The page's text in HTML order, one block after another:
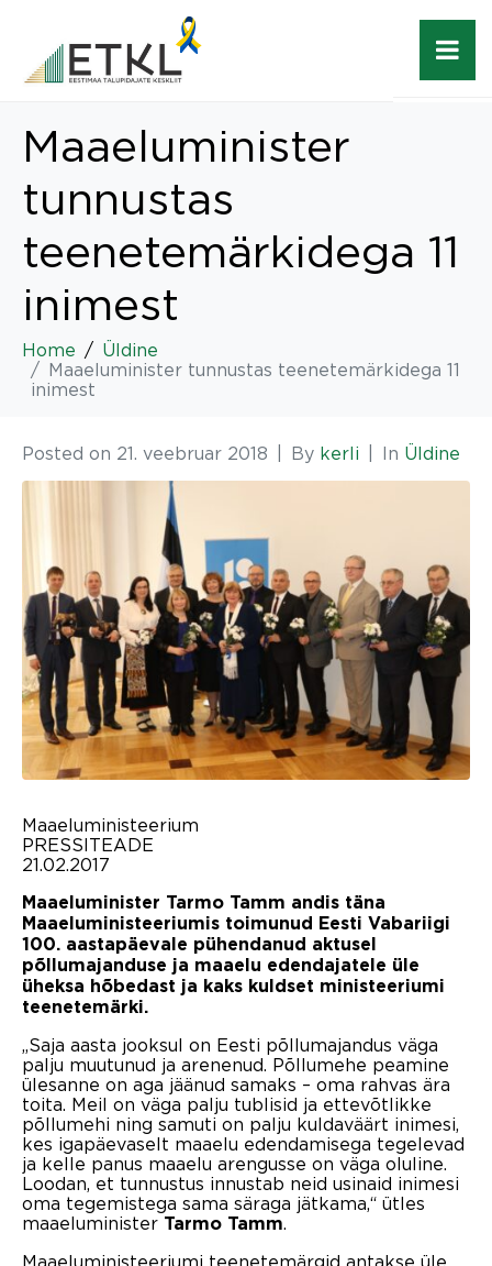
Maaeluminister
tunnustas
teenetemärkidega 11
inimest
Home
Üldine
Maaeluminister tunnustas teenetemärkidega 11
inimest
Posted on 21. veebruar 2018 By kerli In Üldine
Maaeluministeerium
PRESSITEADE
21.02.2017
Maaeluminister Tarmo Tamm andis täna
Maaeluministeeriumis toimunud Eesti Vabariigi
100. aastapäevale pühendanud aktusel
põllumajanduse ja maaelu edendajatele üle
üheksa hõbedast ja kaks kuldset ministeeriumi
teenetemärki.
„Saja aasta jooksul on Eesti põllumajandus väga
palju muutunud ja arenenud. Põllumehe peamine
ülesanne on aga jäänud samaks – oma rahvas ära
toita. Meil on väga palju tublisid ja ettevõtlikke
põllumehi ning samuti on palju kuldaväärt inimesi,
kes igapäevaselt maaelu edendamisega tegelevad
ja kelle panus maaelu arengusse on väga oluline.
Loodan, et tunnustus innustab neid usinaid inimesi
oma tegemistega sama säraga jätkama,“ ütles
maaeluminister Tarmo Tamm.
Maaeluministeeriumi teenetemärgid antakse üle